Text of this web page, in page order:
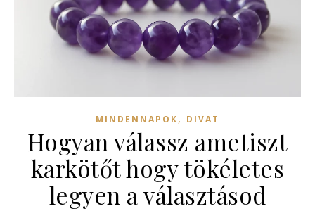
MINDENNAPOK, DIVAT
Hogyan válassz ametiszt
karkötőt hogy tökéletes
legyen a választásod